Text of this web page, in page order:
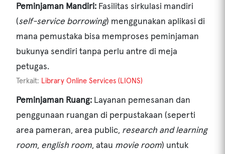
Peminjaman Mandiri: Fasilitas sirkulasi mandiri
(self-service borrowing) menggunakan aplikasi di
mana pemustaka bisa memproses peminjaman
bukunya sendiri tanpa perlu antre di meja
petugas.
Terkait: Library Online Services (LIONS)
Peminjaman Ruang: Layanan pemesanan dan
penggunaan ruangan di perpustakaan (seperti
area pameran, area public, research and learning
room, english room, atau movie room) untuk